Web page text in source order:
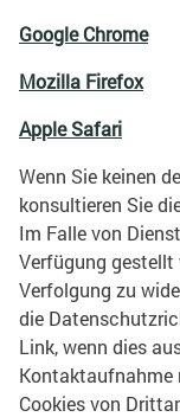
Google Chrome
Mozilla Firefox
Apple Safari
Wenn Sie keinen
konsultieren Sie
Im Falle von
Verfügung gestellt
Verfolgung zu
die
Link, wenn dies
Kontaktaufnahme
Cookies von